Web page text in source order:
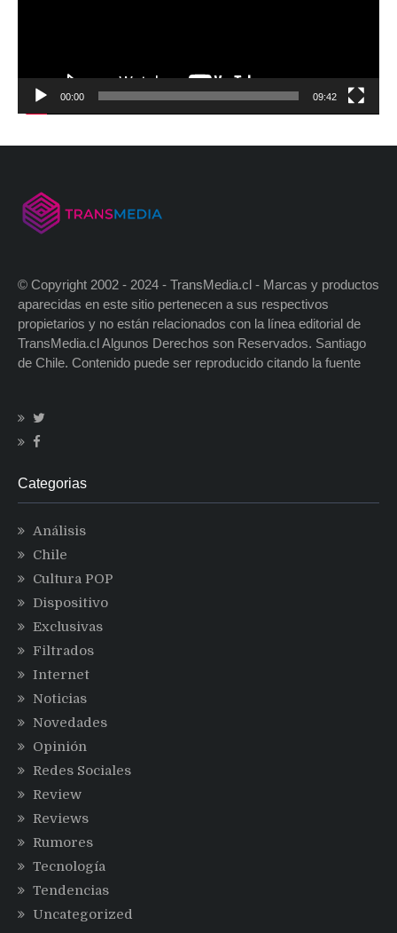
00:00 09:42
© Copyright 2002 - 2024 - TransMedia.cl - Marcas y productos
aparecidas en este sitio pertenecen a sus respectivos
propietarios y no están relacionados con la línea editorial de
TransMedia.cl Algunos Derechos son Reservados. Santiago
de Chile. Contenido puede ser reproducido citando la fuente
Categorias
Análisis
Chile
Cultura POP
Dispositivo
Exclusivas
Filtrados
Internet
Noticias
Novedades
Opinión
Redes Sociales
Review
Reviews
Rumores
Tecnología
Tendencias
Uncategorized